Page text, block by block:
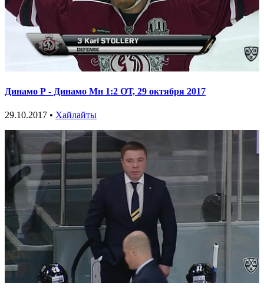
Динамо Р - Динамо Мн 1:2 ОТ, 29 октября 2017
29.10.2017 • Хайлайты